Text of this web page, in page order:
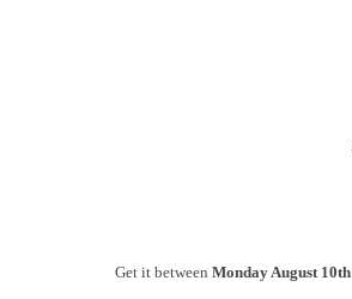
Get it betweenMonday August 10th